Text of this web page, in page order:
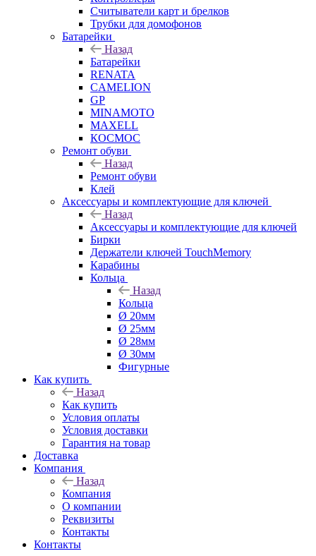
Считыватели карт и брелков
Трубки для домофонов
Батарейки
Назад
Батарейки
RENATA
CAMELION
GP
MINAMOTO
MAXELL
КОСМОС
Ремонт обуви
Назад
Ремонт обуви
Клей
Аксессуары и комплектующие для ключей
Назад
Аксессуары и комплектующие для ключей
Бирки
Держатели ключей TouchMemory
Карабины
Кольца
Назад
Кольца
Ø 20мм
Ø 25мм
Ø 28мм
Ø 30мм
Фигурные
Как купить
Назад
Как купить
Условия оплаты
Условия доставки
Гарантия на товар
Доставка
Компания
Назад
Компания
О компании
Реквизиты
Контакты
Контакты